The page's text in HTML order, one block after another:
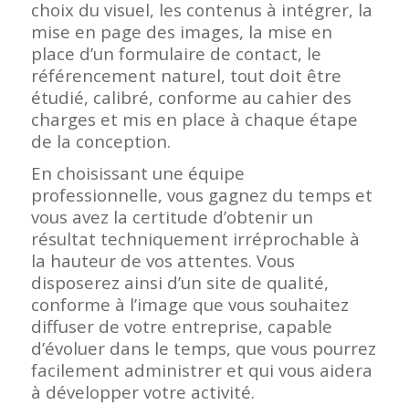
choix du visuel, les contenus à intégrer, la
mise en page des images, la mise en
place d’un formulaire de contact, le
référencement naturel, tout doit être
étudié, calibré, conforme au cahier des
charges et mis en place à chaque étape
de la conception.
En choisissant une équipe
professionnelle, vous gagnez du temps et
vous avez la certitude d’obtenir un
résultat techniquement irréprochable à
la hauteur de vos attentes. Vous
disposerez ainsi d’un site de qualité,
conforme à l’image que vous souhaitez
diffuser de votre entreprise, capable
d’évoluer dans le temps, que vous pourrez
facilement administrer et qui vous aidera
à développer votre activité.